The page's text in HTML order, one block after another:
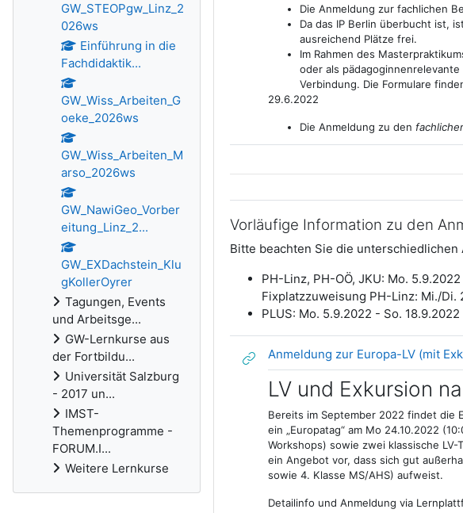
Die Anmeldung zur fachlichen
Da das IP Berlin überbucht ist,
ausreichend Plätze frei.
Im Rahmen des
oder als
Verbindung. Die Formulare
29.6.2022
Die Anmeldung zu den
Vorläufige Information zu den
Bitte beachten Sie die
PH-Linz, PH-OÖ, JKU: Mo.
Fixplatzzuweisung PH-Linz: Mi./Di.
PLUS: Mo. 5.9.2022 - So.
Anmeldung zur Europa-LV (mit
LV und Exkursion
Bereits im September 2022 findet die
ein „Europatag“ am Mo 24.10.2022
Workshops) sowie zwei klassische
ein Angebot vor, dass sich gut
sowie 4. Klasse MS/AHS) aufweist.
Detailinfo und Anmeldung via
GW_STEOPgw_Linz_2
026ws
Einführung in die
Fachdidaktik...
GW_Wiss_Arbeiten_G
oeke_2026ws
GW_Wiss_Arbeiten_M
arso_2026ws
GW_NawiGeo_Vorber
eitung_Linz_2...
GW_EXDachstein_Klu
gKollerOyrer
Tagungen, Events
und Arbeitsge...
GW-Lernkurse aus
der Fortbildu...
Universität Salzburg
- 2017 un...
IMST-
Themenprogramme -
FORUM.I...
Weitere Lernkurse